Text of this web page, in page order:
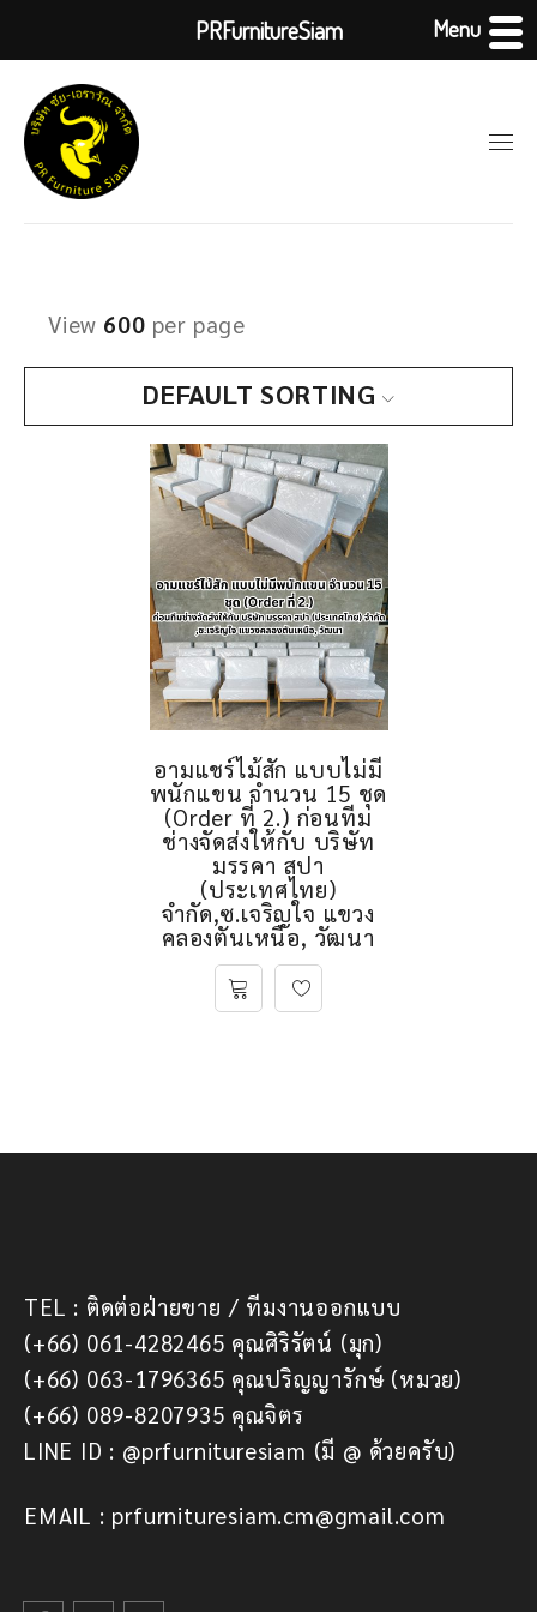
DEFAULT SORTING
View 600 per page
อามแชร์ไม้สัก แบบไม่มี
พนักแขน จำนวน 15 ชุด
(Order ที่ 2.) ก่อนทีม
ช่างจัดส่งให้กับ บริษัท
มรรคา สปา
(ประเทศไทย)
จำกัด,ซ.เจริญใจ แขวง
คลองตันเหนือ, วัฒนา
TEL : ติดต่อฝ่ายขาย / ทีมงานออกแบบ
(+66) 061-4282465 คุณศิริรัตน์ (มุก)
(+66) 063-1796365 คุณปริญญารักษ์ (หมวย)
(+66) 089-8207935 คุณจิตร
LINE ID : @prfurnituresiam (มี @ ด้วยครับ)
EMAIL : prfurnituresiam.cm@gmail.com
PRFurnitureSiam Menu